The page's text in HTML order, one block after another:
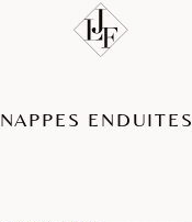
NAPPES ENDUITES